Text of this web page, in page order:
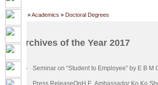
Home »Academics » Doctoral Degrees
Archives of the Year 2017
» Seminar on “Student to Employee” by E B M
Press ReleaseOnH.E. Ambassador Ko Ko